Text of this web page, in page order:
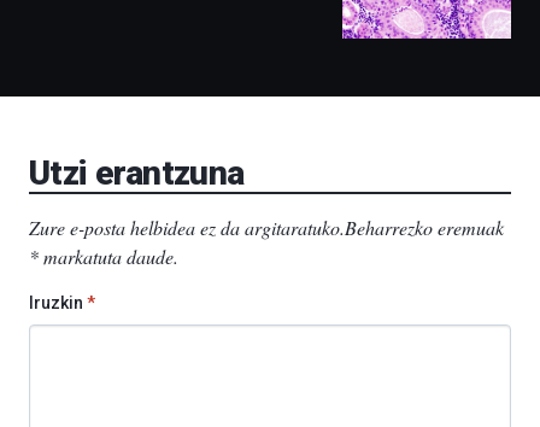
Bizkaia
Utzi erantzuna
Zure e-posta helbidea ez da argitaratuko.Beharrezko eremuak
*markatuta daude.
Iruzkin *